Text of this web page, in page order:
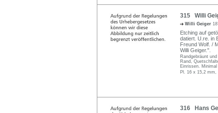
315 Willi
Willi Geiger
Etching auf
datiert. U.re. in
Freund Wolf. /
Willi Geiger.".
Randgebräunt
Rand,
Einrissen.
Pl. 16 x 15,2
316 Hans